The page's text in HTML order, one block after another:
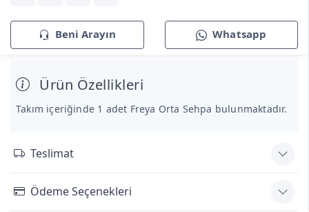
Beni Arayın Whatsapp
Ürün Özellikleri
Takım içeriğinde 1 adet Freya Orta Sehpa bulunmaktadır.
Teslimat
Ödeme Seçenekleri